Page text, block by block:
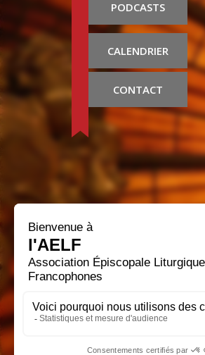
PODCASTS
CALENDRIER
CONTACT